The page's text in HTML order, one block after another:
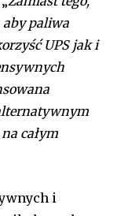
aby paliwa
UPS jak i
całym
i